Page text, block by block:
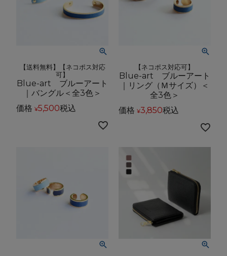
【送料無料】【ネコポス対応
可】
Blue-art ブルーアート
｜バングル＜全3色＞
価格 ¥5,500税込
【ネコポス対応可】
Blue-art ブルーアート
｜リング（Ｍサイズ）＜
全3色＞
価格 ¥3,850税込